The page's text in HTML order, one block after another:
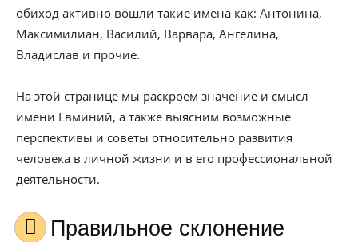
обиход активно вошли такие имена как: Антонина,
Максимилиан, Василий, Варвара, Ангелина,
Владислав и прочие.
На этой странице мы раскроем значение и смысл
имени Евминий, а также выясним возможные
перспективы и советы относительно развития
человека в личной жизни и в его профессиональной
деятельности.
Правильное склонение